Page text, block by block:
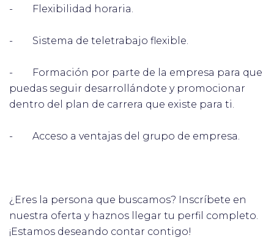
- Flexibilidad horaria.
- Sistema de teletrabajo flexible.
- Formación por parte de la empresa para que
puedas seguir desarrollándote y promocionar
dentro del plan de carrera que existe para ti.
- Acceso a ventajas del grupo de empresa.
¿Eres la persona que buscamos? Inscríbete en
nuestra oferta y haznos llegar tu perfil completo.
¡Estamos deseando contar contigo!